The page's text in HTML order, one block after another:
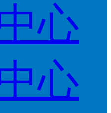
心
心